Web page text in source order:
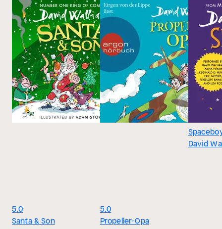
5.0
Santa & Son
5.0
Propeller-Opa
David